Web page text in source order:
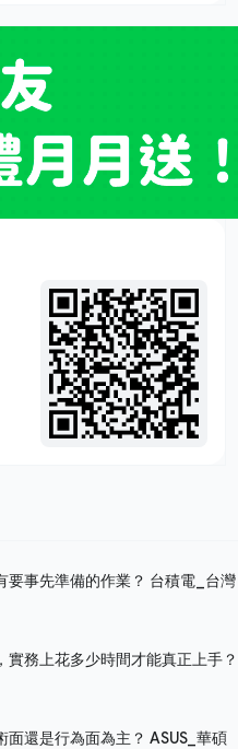
要事先準備的作業？ 台積電_台灣
務上花多少時間才能真正上手？
面還是行為面為主？ ASUS_華碩